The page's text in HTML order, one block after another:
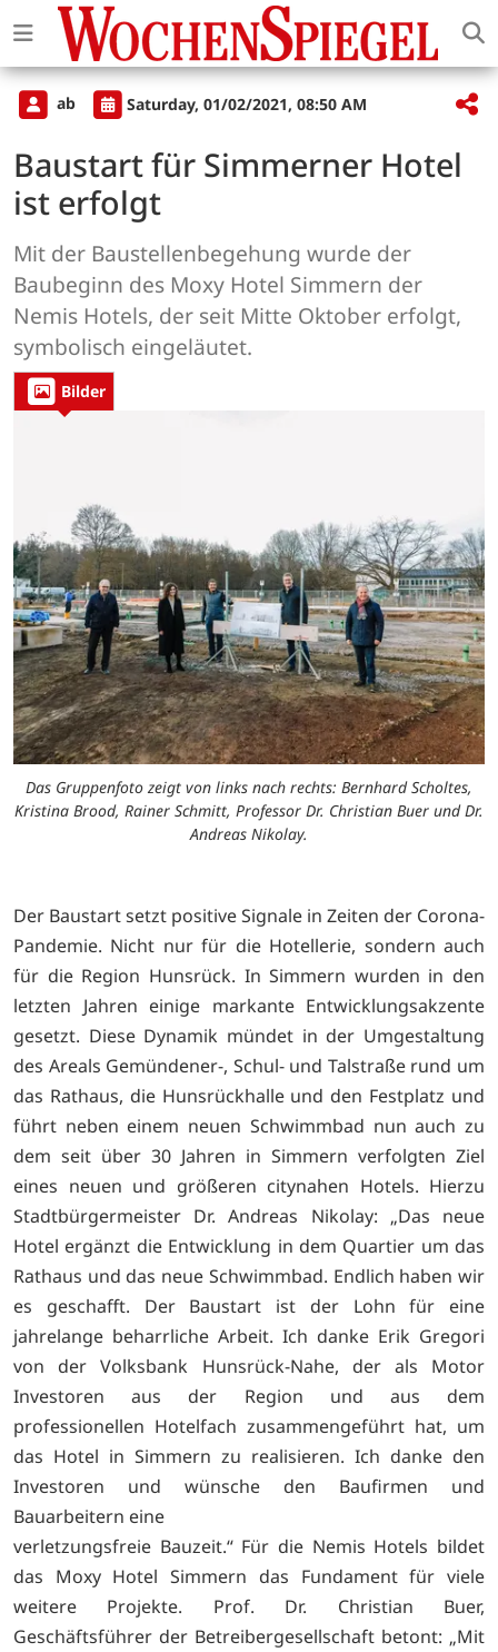
ab Saturday, 01/02/2021, 08:50 AM
Baustart für Simmerner Hotel
ist erfolgt
Mit der Baustellenbegehung wurde der
Baubeginn des Moxy Hotel Simmern der
Nemis Hotels, der seit Mitte Oktober erfolgt,
symbolisch eingeläutet.
Bilder
Das Gruppenfoto zeigt von links nach rechts: Bernhard Scholtes,
Kristina Brood, Rainer Schmitt, Professor Dr. Christian Buer und Dr.
Andreas Nikolay.
Der Baustart setzt positive Signale in Zeiten der Corona-
Pandemie. Nicht nur für die Hotellerie, sondern auch
für die Region Hunsrück. In Simmern wurden in den
letzten Jahren einige markante Entwicklungsakzente
gesetzt. Diese Dynamik mündet in der Umgestaltung
des Areals Gemündener-, Schul- und Talstraße rund um
das Rathaus, die Hunsrückhalle und den Festplatz und
führt neben einem neuen Schwimmbad nun auch zu
dem seit über 30 Jahren in Simmern verfolgten Ziel
eines neuen und größeren citynahen Hotels. Hierzu
Stadtbürgermeister Dr. Andreas Nikolay: „Das neue
Hotel ergänzt die Entwicklung in dem Quartier um das
Rathaus und das neue Schwimmbad. Endlich haben wir
es geschafft. Der Baustart ist der Lohn für eine
jahrelange beharrliche Arbeit. Ich danke Erik Gregori
von der Volksbank Hunsrück-Nahe, der als Motor
Investoren aus der Region und aus dem
professionellen Hotelfach zusammengeführt hat, um
das Hotel in Simmern zu realisieren. Ich danke den
Investoren und wünsche den Baufirmen und
Bauarbeitern eine
verletzungsfreie Bauzeit.“ Für die Nemis Hotels bildet
das Moxy Hotel Simmern das Fundament für viele
weitere Projekte. Prof. Dr. Christian Buer,
Geschäftsführer der Betreibergesellschaft betont: „Mit